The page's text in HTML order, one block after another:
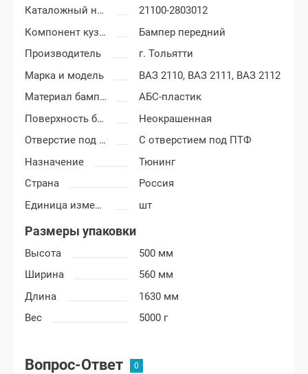
Каталожный номер
21100-2803012
Компонент кузова
Бампер передний
Производитель
г. Тольятти
Марка и модель
ВАЗ 2110, ВАЗ 2111, ВАЗ 2112
Материал бампера
АБС-пластик
Поверхность бампера
Неокрашенная
Отверстие под ПТФ
С отверстием под ПТФ
Назначение
Тюнинг
Страна
Россия
Единица измерения
шт
Размеры упаковки
Высота
500 мм
Ширина
560 мм
Длина
1630 мм
Вес
5000 г
Вопрос-Ответ